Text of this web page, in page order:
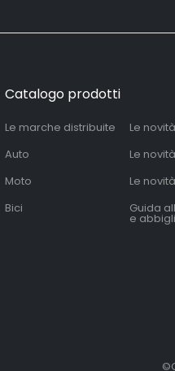
Catalogo prodotti
Le marche distribuite
Auto
Moto
Bici
Le
Le
Le
Guida
e